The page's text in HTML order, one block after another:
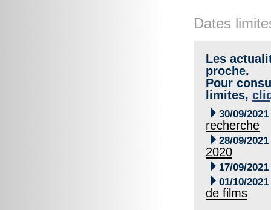
Dates
Les
proche.
Pour
limites,
 30/09/2021
recherche
 28/09/2021
2020
 17/09/2021
 01/10/2021
de films